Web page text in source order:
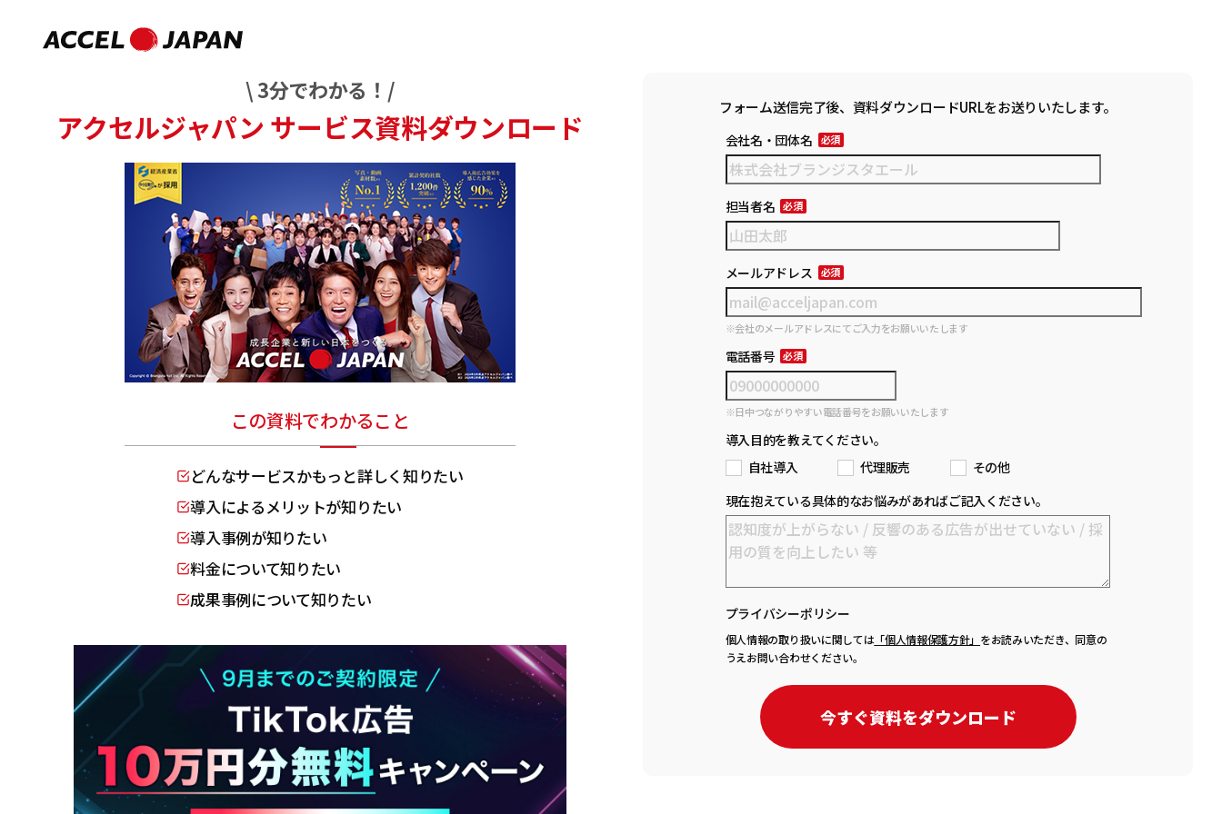
\ 3分でわかる！/
アクセルジャパンサービス資料ダウンロード
この資料でわかること
どんなサービスかもっと詳しく知りたい
導入によるメリットが知りたい
導入事例が知りたい
料金について知りたい
成果事例について知りたい
フォーム送信完了後、資料ダウンロードURLをお送りいたします。
会社名・団体名
担当者名
メールアドレス
※会社のメールアドレスにてご入力をお願いいたします
電話番号
※日中つながりやすい電話番号をお願いいたします
導入目的を教えてください。
自社導入
代理販売
その他
現在抱えている具体的なお悩みがあればご記入ください。
プライバシーポリシー
個人情報の取り扱いに関しては「個人情報保護方針」 をお読みいただき、同意の
うえお問い合わせください。